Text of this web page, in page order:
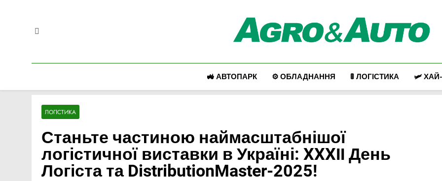
Agro & Auto
🚜 АВТОПАРК ⚙️ ОБЛАДНАННЯ 🚦 ЛОГІСТИКА 🛩️
ЛОГІСТИКА
Станьте частиною наймасштабнішої
логістичної виставки в Україні: XXXІІ День
Логіста та DistributionMaster-2025!